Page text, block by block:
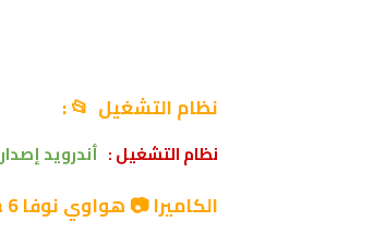
نظام التشغيل 📂 :
نظام التشغيل : أندرويدإصدار
الكاميرا 📷 هواوي نوفا Huawei nova 6 :